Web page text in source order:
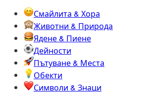
Смайлита & Хора
Животни & Природа
Ядене & Пиене
Дейности
Пътуване & Места
Обекти
Символи & Знаци